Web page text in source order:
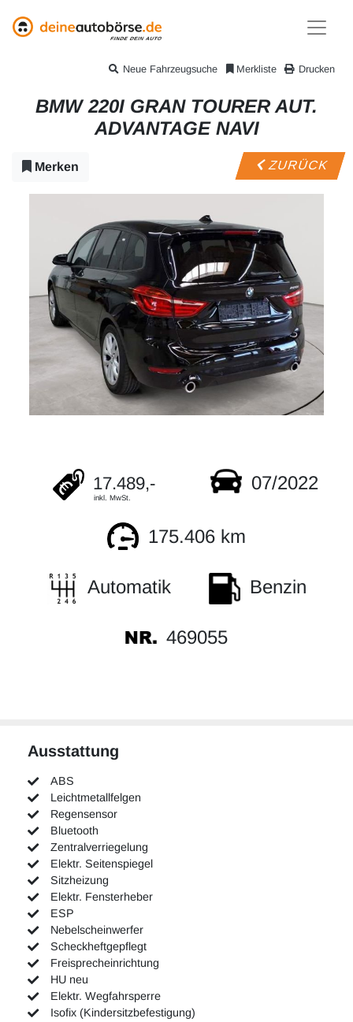
Drucken
Merkliste
Neue Fahrzeugsuche
BMW 220I GRAN TOURER AUT.
ADVANTAGE NAVI
Merken ZURÜCK
17.489,-
inkl. MwSt.
07/2022
175.406 km
Automatik Benzin
469055
Ausstattung
ABS
Leichtmetallfelgen
Regensensor
Bluetooth
Zentralverriegelung
Elektr. Seitenspiegel
Sitzheizung
Elektr. Fensterheber
ESP
Nebelscheinwerfer
Scheckheftgepflegt
Freisprecheinrichtung
HU neu
Elektr. Wegfahrsperre
Isofix (Kindersitzbefestigung)